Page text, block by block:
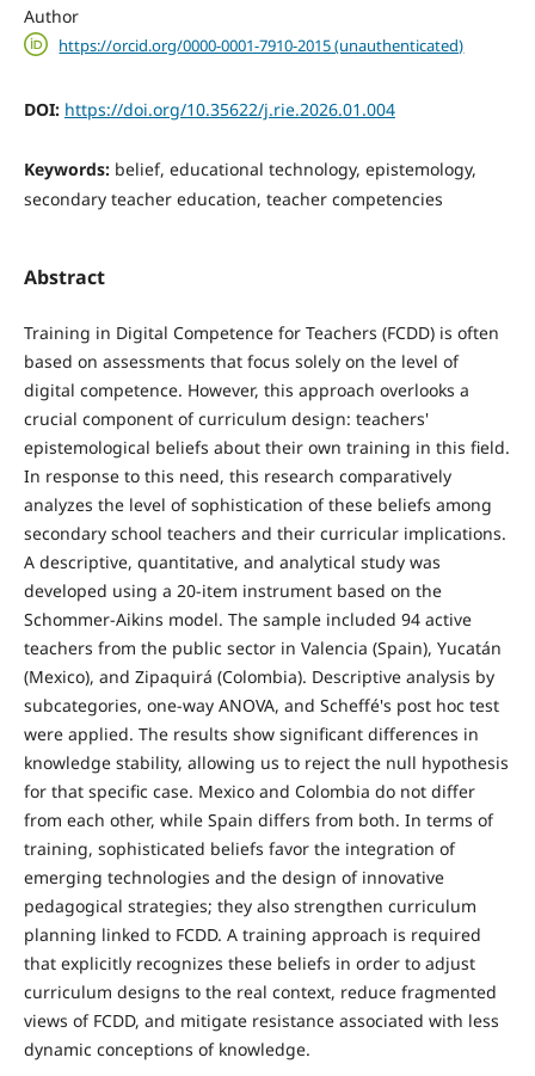
Author
https://orcid.org/0000-0001-7910-2015 (unauthenticated)
DOI: https://doi.org/10.35622/j.rie.2026.01.004
Keywords: belief, educational technology, epistemology,
secondary teacher education, teacher competencies
Abstract
Training in Digital Competence for Teachers (FCDD) is often
based on assessments that focus solely on the level of
digital competence. However, this approach overlooks a
crucial component of curriculum design: teachers'
epistemological beliefs about their own training in this field.
In response to this need, this research comparatively
analyzes the level of sophistication of these beliefs among
secondary school teachers and their curricular implications.
A descriptive, quantitative, and analytical study was
developed using a 20-item instrument based on the
Schommer-Aikins model. The sample included 94 active
teachers from the public sector in Valencia (Spain), Yucatán
(Mexico), and Zipaquirá (Colombia). Descriptive analysis by
subcategories, one-way ANOVA, and Scheffé's post hoc test
were applied. The results show significant differences in
knowledge stability, allowing us to reject the null hypothesis
for that specific case. Mexico and Colombia do not differ
from each other, while Spain differs from both. In terms of
training, sophisticated beliefs favor the integration of
emerging technologies and the design of innovative
pedagogical strategies; they also strengthen curriculum
planning linked to FCDD. A training approach is required
that explicitly recognizes these beliefs in order to adjust
curriculum designs to the real context, reduce fragmented
views of FCDD, and mitigate resistance associated with less
dynamic conceptions of knowledge.